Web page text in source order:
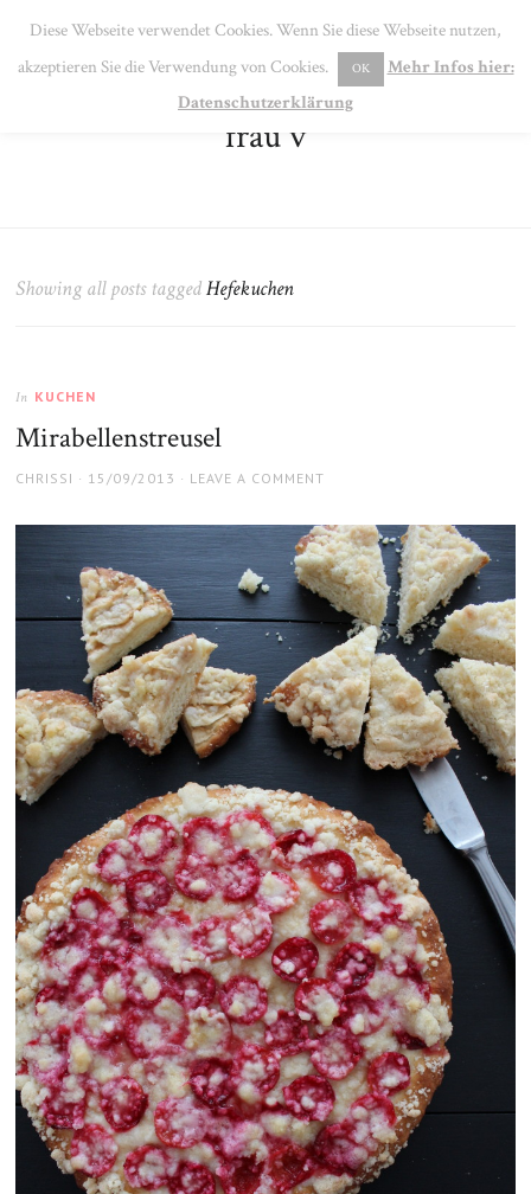
MENU
frau v
Showing all posts taggedHefekuchen
In KUCHEN
Mirabellenstreusel
AUTHOR
CHRISSI
POSTED
15/09/2013 LEAVE A COMMENT
Diese Webseite verwendet Cookies. Wenn Sie diese Webseite nutzen,
akzeptieren Sie die Verwendung von Cookies.
OK
Mehr Infos hier:
Datenschutzerklärung